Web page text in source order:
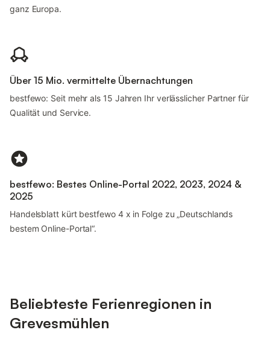
ganz Europa.
Über 15 Mio. vermittelte Übernachtungen
bestfewo: Seit mehr als 15 Jahren Ihr verlässlicher Partner für
Qualität und Service.
bestfewo: Bestes Online-Portal 2022, 2023, 2024 &
2025
Handelsblatt kürt bestfewo 4 x in Folge zu „Deutschlands
bestem Online-Portal“.
Beliebteste Ferienregionen in
Grevesmühlen